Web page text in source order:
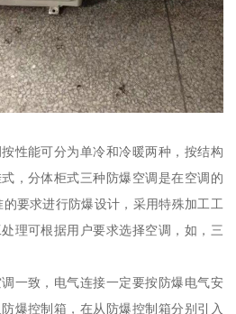
性能可分为单冷和冷暖两种，按结构
，分体柜式三种防爆空调是在空调的
的要求进行防爆设计，采用特殊加工工
理可根据用户要求选择空调，如，三
一致，电气连接一定要按防爆电气安
爆控制箱，在从防爆控制箱分别引入